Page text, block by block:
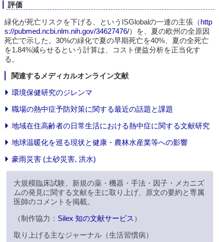
評価
緑化が死亡リスクを下げる、というISGlobalの一連の主張（http
s://pubmed.ncbi.nlm.nih.gov/34627476/）を、夏の欧州の全原因
死亡で示した。30%の緑化で夏の早期死亡を40%、夏の全死亡
を1.84%減らせるという計算は、コスト便益分析を正当化す
る。
関連するメディカルオンライン文献
環境保健研究のジレンマ
職場の熱中症予防対策に関する最近の話題と課題
地域在住高齢者の日常生活における熱中症に関する文献研究
地球温暖化を巡る現状と健康・農林水産業等への影響
豪雨災害 (土砂災害, 洪水)
大規模臨床試験、新規の薬・機器・手法・因子・メカニズ
ムの発見に関する文献を主に取り上げ、原文の要約と専属
医師のコメントを掲載。
（制作協力： Silex 知の文献サービス ）
取り上げる主なジャーナル（生活習慣病）